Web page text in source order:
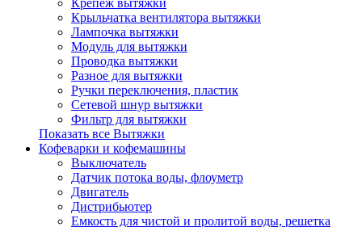
Крепеж вытяжки
Крыльчатка вентилятора вытяжки
Лампочка вытяжки
Модуль для вытяжки
Проводка вытяжки
Разное для вытяжки
Ручки переключения, пластик
Сетевой шнур вытяжки
Фильтр для вытяжки
Показать все Вытяжки
Кофеварки и кофемашины
Выключатель
Датчик потока воды, флоуметр
Двигатель
Дистрибьютер
Емкость для чистой и пролитой воды, решетка